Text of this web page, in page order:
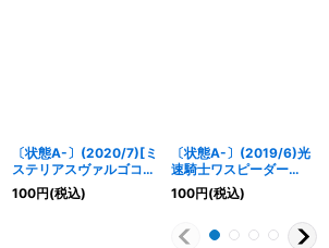
〔状態A-〕(2020/7)[ミ
ステリアスヴァルゴコー
デ]神崎美月【M】
{CB14-015}《黄》
100円(税込)
〔状態A-〕(2019/6)光
速騎士ワスピーダー
【M】{BS50-031}
《緑》
100円(税込)